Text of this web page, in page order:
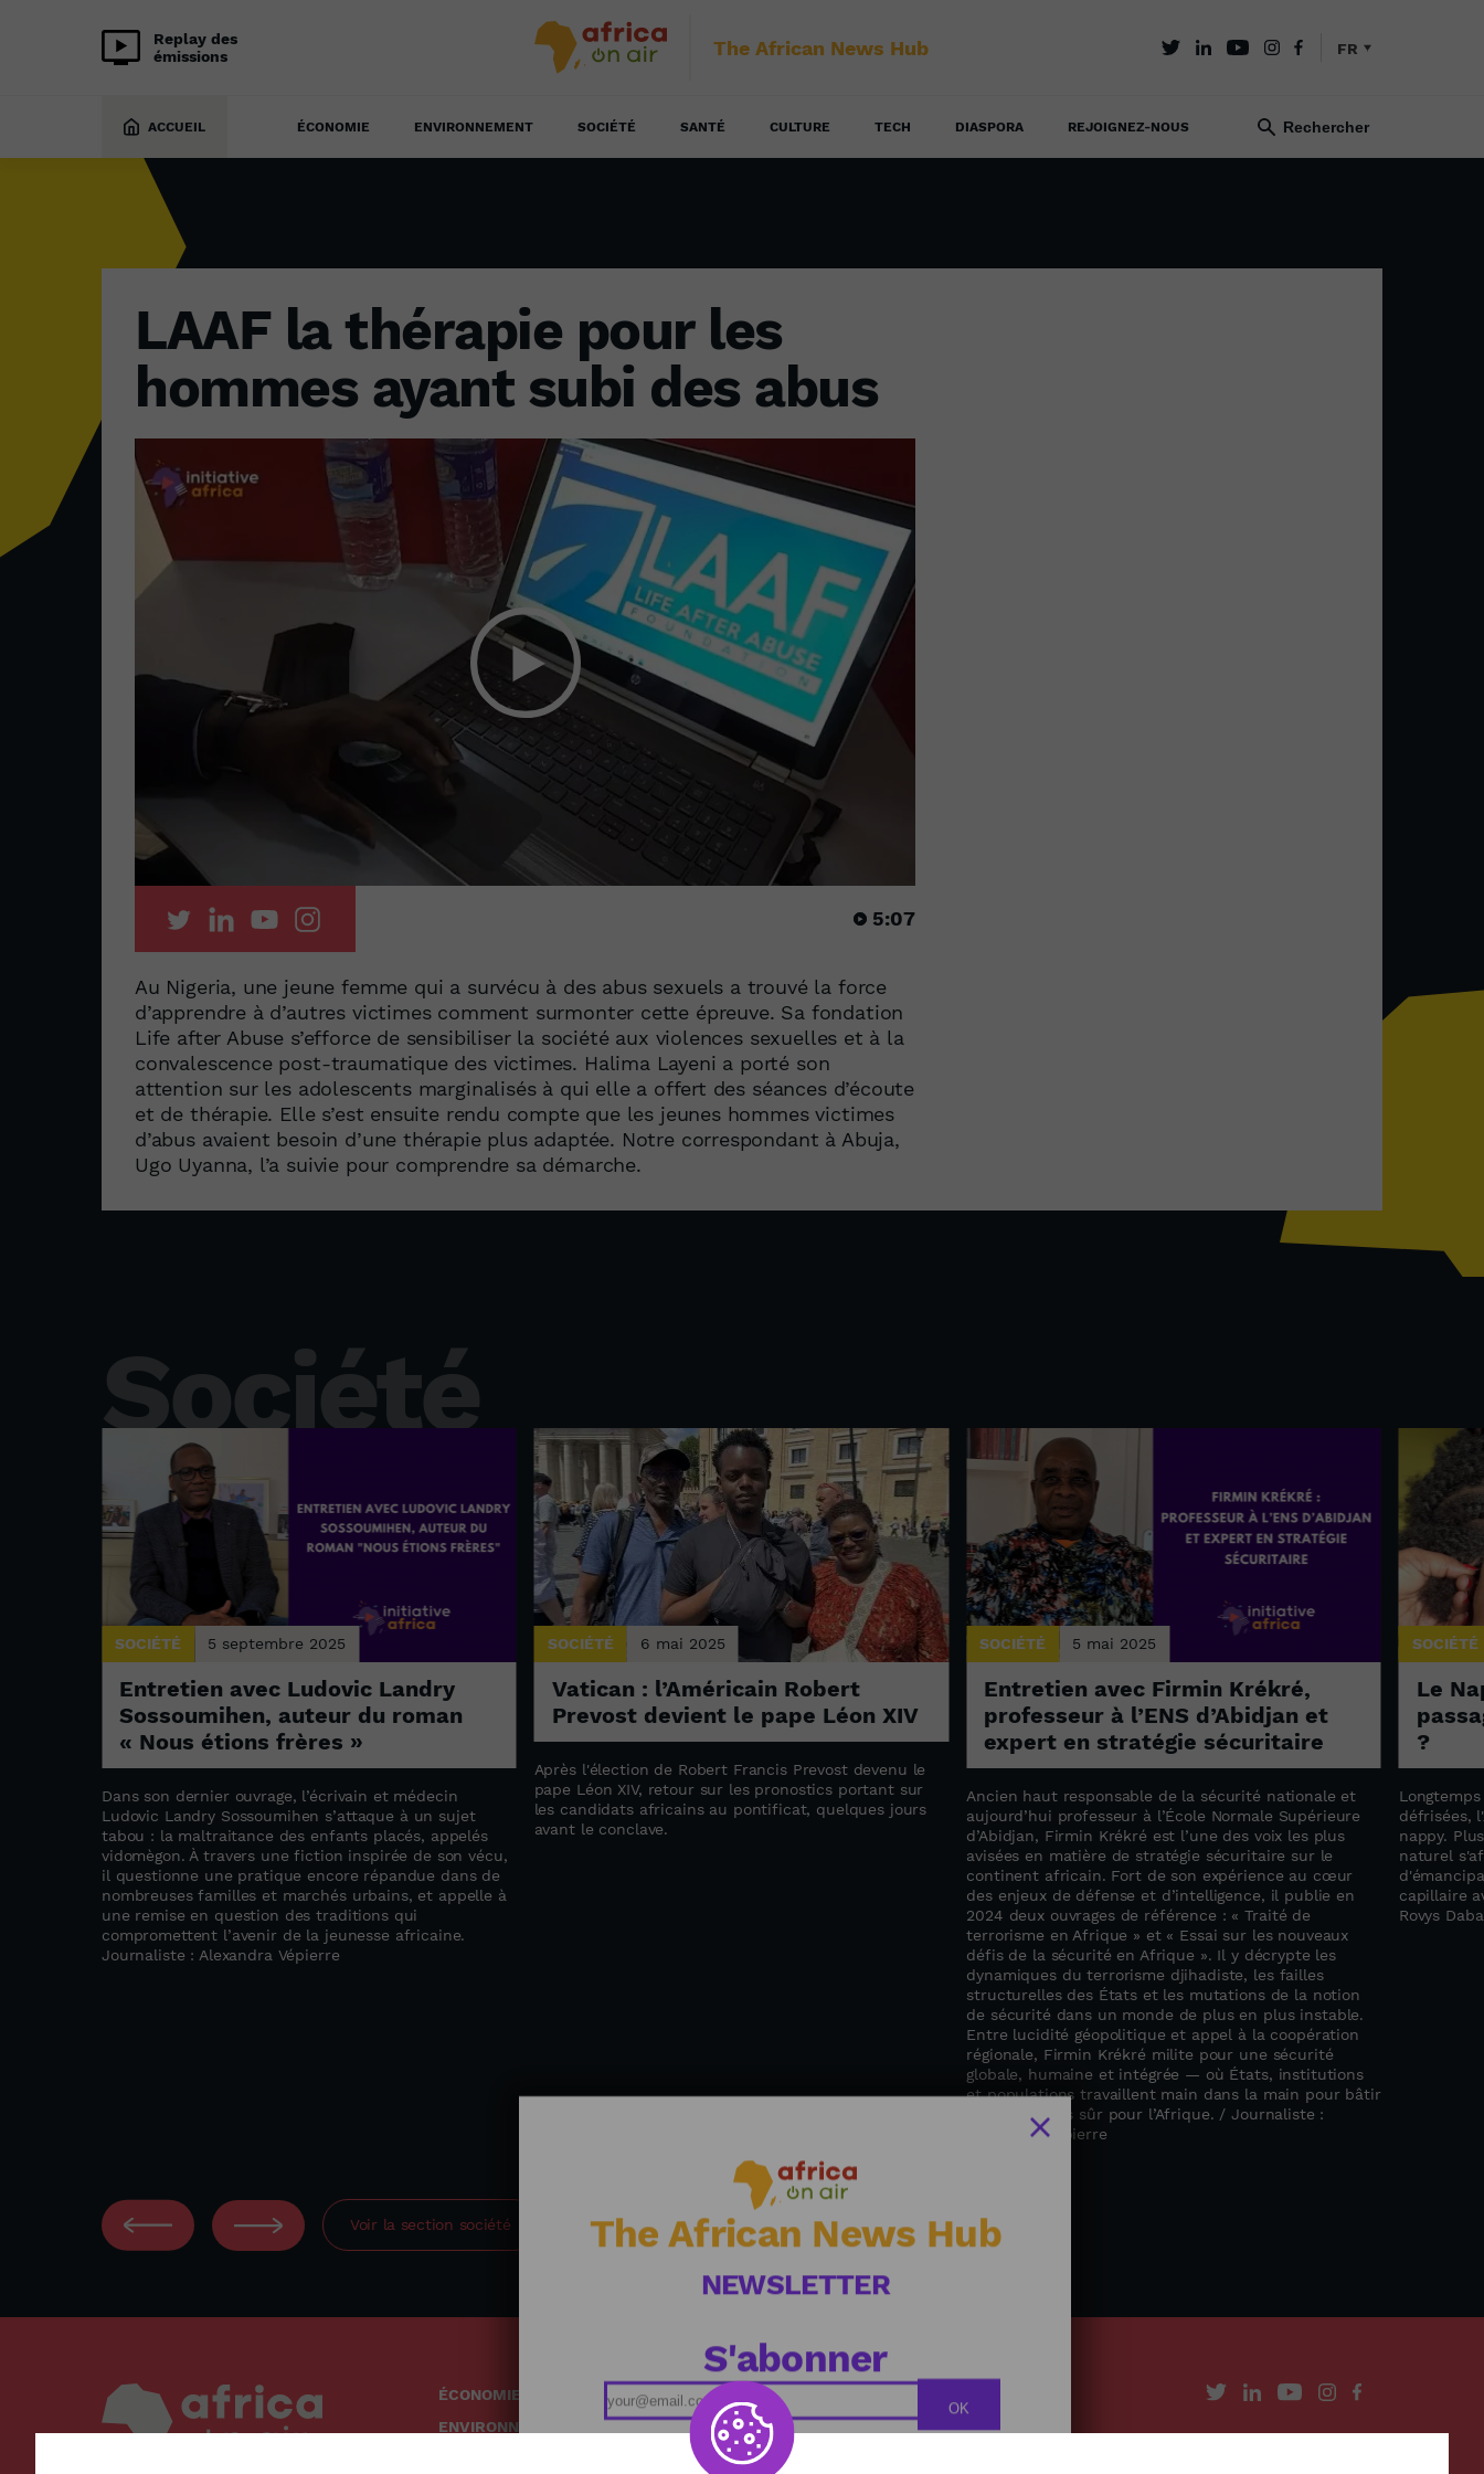
Replay des
émissions
The African News Hub FR
ACCUEIL ÉCONOMIE ENVIRONNEMENT SOCIÉTÉ SANTÉ CULTURE TECH DIASPORA REJOIGNEZ-NOUS
LAAF la thérapie pour les
hommes ayant subi des abus
5:07
Au Nigeria, une jeune femme qui a survécu à des abus sexuels a trouvé la force
d’apprendre à d’autres victimes comment surmonter cette épreuve. Sa fondation
Life after Abuse s’efforce de sensibiliser la société aux violences sexuelles et à la
convalescence post-traumatique des victimes. Halima Layeni a porté son
attention sur les adolescents marginalisés à qui elle a offert des séances d’écoute
et de thérapie. Elle s’est ensuite rendu compte que les jeunes hommes victimes
d’abus avaient besoin d’une thérapie plus adaptée. Notre correspondant à Abuja,
Ugo Uyanna, l’a suivie pour comprendre sa démarche.
Société
SOCIÉTÉ 5 septembre 2025
Entretien avec Ludovic Landry
Sossoumihen, auteur du roman
« Nous étions frères »
Dans son dernier ouvrage, l’écrivain et médecin
Ludovic Landry Sossoumihen s’attaque à un sujet
tabou : la maltraitance des enfants placés, appelés
vidomègon. À travers une fiction inspirée de son vécu,
il questionne une pratique encore répandue dans de
nombreuses familles et marchés urbains, et appelle à
une remise en question des traditions qui
compromettent l’avenir de la jeunesse africaine.
Journaliste : Alexandra Vépierre
SOCIÉTÉ 6 mai 2025
Vatican : l’Américain Robert
Prevost devient le pape Léon XIV
Après l'élection de Robert Francis Prevost devenu le
pape Léon XIV, retour sur les pronostics portant sur
les candidats africains au pontificat, quelques jours
avant le conclave.
SOCIÉTÉ 5 mai 2025
Entretien avec Firmin Krékré,
professeur à l’ENS d’Abidjan et
expert en stratégie sécuritaire
Ancien haut responsable de la sécurité nationale et
aujourd’hui professeur à l’École Normale Supérieure
d’Abidjan, Firmin Krékré est l’une des voix les plus
avisées en matière de stratégie sécuritaire sur le
continent africain. Fort de son expérience au cœur
des enjeux de défense et d’intelligence, il publie en
2024 deux ouvrages de référence : « Traité de
terrorisme en Afrique » et « Essai sur les nouveaux
défis de la sécurité en Afrique ». Il y décrypte les
dynamiques du terrorisme djihadiste, les failles
structurelles des États et les mutations de la notion
de sécurité dans un monde de plus en plus instable.
Entre lucidité géopolitique et appel à la coopération
régionale, Firmin Krékré milite pour une sécurité
globale, humaine et intégrée — où États, institutions
et populations travaillent main dans la main pour bâtir
un avenir plus sûr pour l’Afrique. / Journaliste :
Alexandra Vepierre
SOCIÉTÉ
Le
?
défrisées,
nappy.
naturel
capillaire
Rovys
Voir la section société
ÉCONOMIE
ENVIRONNEMENT
Podcasts
Replays
Grille des émissions
The African News Hub
NEWSLETTER
S'abonner
OK